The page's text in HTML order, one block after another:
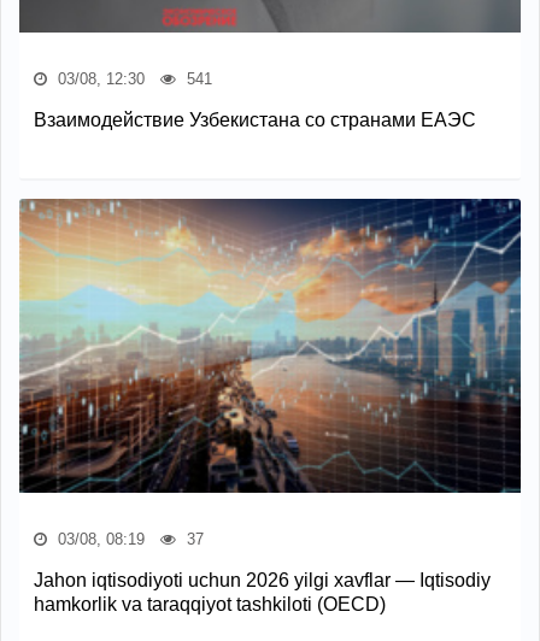
03/08, 12:30 541
Взаимодействие Узбекистана со странами ЕАЭС
03/08, 08:19 37
Jahon iqtisodiyoti uchun 2026 yilgi xavflar — Iqtisodiy
hamkorlik va taraqqiyot tashkiloti (OECD)